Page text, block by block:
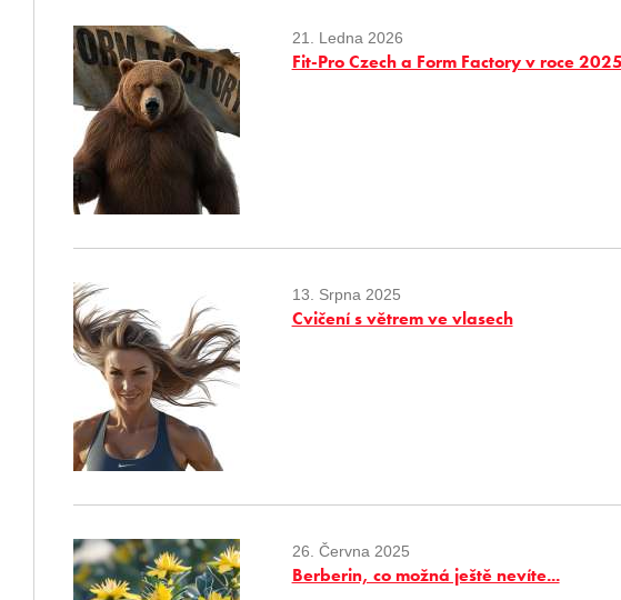
21. Ledna 2026
Fit-Pro Czech a Form Factory v roce
13. Srpna 2025
Cvičení s větrem ve vlasech
26. Června 2025
Berberin, co možná ještě nevíte...